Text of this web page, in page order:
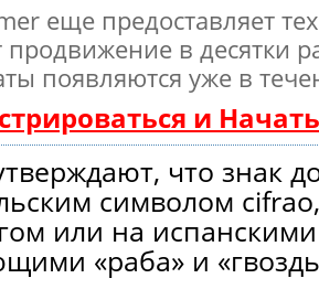
еще предоставляет
продвижение в десятки
появляются уже в
и
что знак
символом
или на
«раба» и